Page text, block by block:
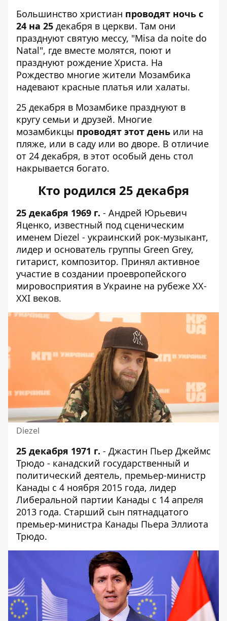
Большинство христиан проводят ночь с
24 на 25 декабря в церкви. Там они
празднуют святую мессу, "Misa da noite do
Natal", где вместе молятся, поют и
празднуют рождение Христа. На
Рождество многие жители Мозамбика
надевают красные платья или халаты.
25 декабря в Мозамбике празднуют в
кругу семьи и друзей. Многие
мозамбикцы проводят этот день или на
пляже, или в саду или во дворе. В отличие
от 24 декабря, в этот особый день стол
накрывается богато.
Кто родился 25 декабря
25 декабря 1969 г. - Андрей Юрьевич
Яценко, известный под сценическим
именем Diezel - украинский рок-музыкант,
лидер и основатель группы Green Grey,
гитарист, композитор. Принял активное
участие в создании проевропейского
мировосприятия в Украине на рубеже XX-
XXI веков.
Diezel
25 декабря 1971 г. - Джастин Пьер Джеймс
Трюдо - канадский государственный и
политический деятель, премьер-министр
Канады с 4 ноября 2015 года, лидер
Либеральной партии Канады с 14 апреля
2013 года. Старший сын пятнадцатого
премьер-министра Канады Пьера Эллиота
Трюдо.